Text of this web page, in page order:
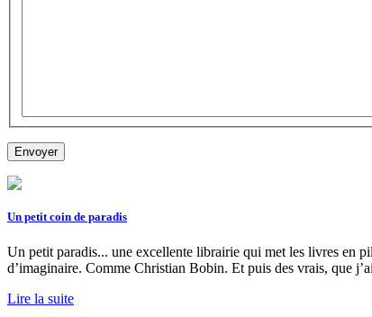
Un petit coin de paradis
Un petit paradis... une excellente librairie qui met les livres en
d’imaginaire. Comme Christian Bobin. Et puis des vrais, que
Lire la suite